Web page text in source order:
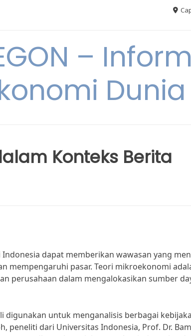
–
Dunia
Konteks Berita
dapat memberikan wawasan yang
mempengaruhi pasar. Teori mikroekonomi
perusahaan dalam mengalokasikan sumber
untuk menganalisis berbagai
peneliti dari Universitas Indonesia, Prof. Dr.